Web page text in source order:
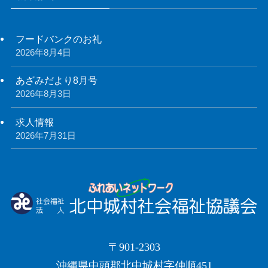
フードバンクのお礼
2026年8月4日
あざみだより8月号
2026年8月3日
求人情報
2026年7月31日
〒901-2303
沖縄県中頭郡北中城村字仲順451